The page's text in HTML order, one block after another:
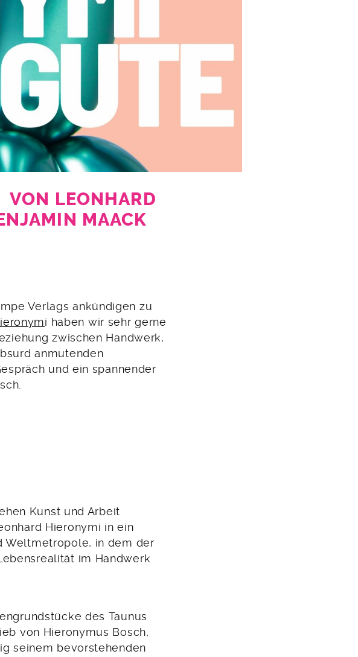
VON LEONHARD
MAACK
Verlags ankündigen zu
i haben wir sehr gerne
zwischen Handwerk,
anmutenden
und ein spannender
Kunst und Arbeit
Hieronymi in ein
Weltmetropole, in dem der
im Handwerk
des Taunus
von Hieronymus Bosch,
seinem bevorstehenden